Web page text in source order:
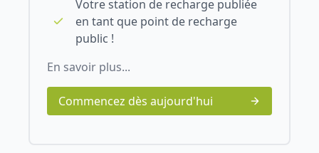
Votre station de recharge publiée
en tant que point de recharge
public !
En savoir plus...
Commencez dès aujourd'hui